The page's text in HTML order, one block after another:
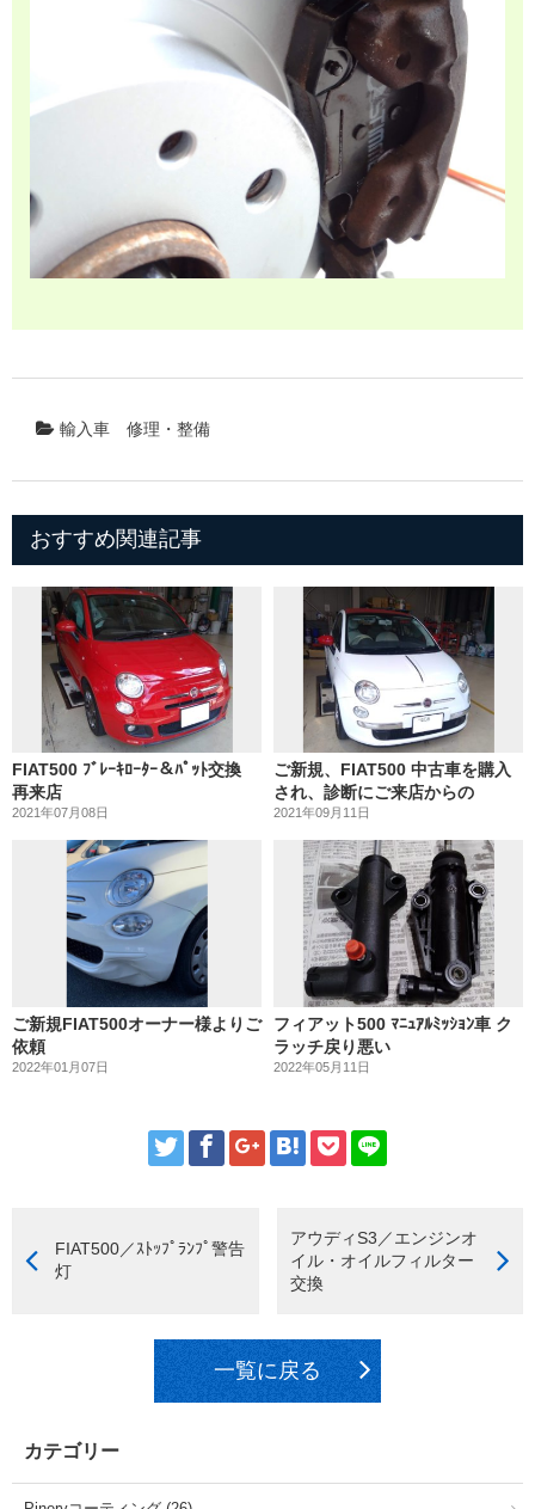
輸入車 修理・整備
おすすめ関連記事
FIAT500 ﾌﾞﾚｰｷﾛｰﾀｰ＆ﾊﾟｯﾄ交換
再来店
2021年07月08日
ご新規、FIAT500 中古車を購入
され、診断にご来店からの
2021年09月11日
ご新規FIAT500オーナー様よりご
依頼
2022年01月07日
フィアット500 ﾏﾆｭｱﾙﾐｯｼｮﾝ車 ク
ラッチ戻り悪い
2022年05月11日
FIAT500／ｽﾄｯﾌﾟﾗﾝﾌﾟ警告
灯
アウディS3／エンジンオ
イル・オイルフィルター
交換
一覧に戻る
カテゴリー